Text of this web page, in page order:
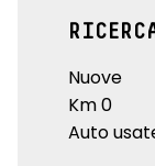
Nuove
Km 0
Auto